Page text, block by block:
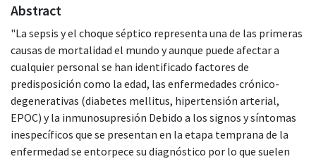
Abstract
"La sepsis y el choque séptico representa una de las primeras
causas de mortalidad el mundo y aunque puede afectar a
cualquier personal se han identificado factores de
predisposición como la edad, las enfermedades crónico-
degenerativas (diabetes mellitus, hipertensión arterial,
EPOC) y la inmunosupresión Debido a los signos y síntomas
inespecíficos que se presentan en la etapa temprana de la
enfermedad se entorpece su diagnóstico por lo que suelen